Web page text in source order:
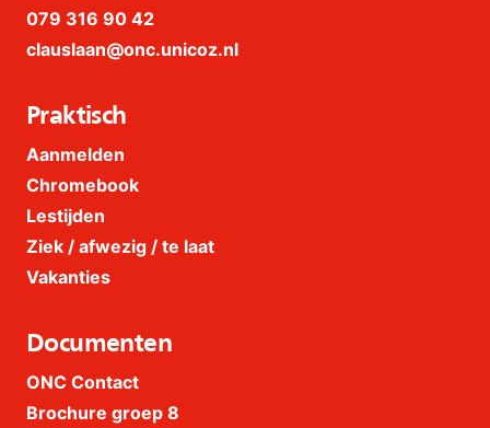
079 316 90 42
clauslaan@onc.unicoz.nl
Praktisch
Aanmelden
Chromebook
Lestijden
Ziek / afwezig / te laat
Vakanties
Documenten
ONC Contact
Brochure groep 8